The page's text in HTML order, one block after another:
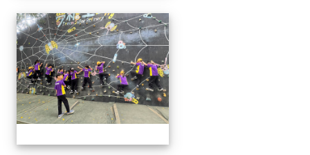
114學年二年級戶外教學